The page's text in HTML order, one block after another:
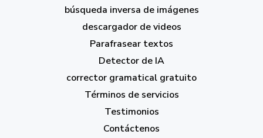
búsqueda inversa de imágenes
descargador de videos
Parafrasear textos
Detector de IA
corrector gramatical gratuito
Términos de servicios
Testimonios
Contáctenos